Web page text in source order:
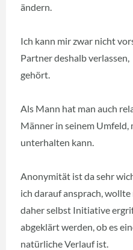
ändern.
Ich kann mir zwar nicht
Partner deshalb
gehört.
Als Mann hat man auch
Männer in seinem Umfeld,
unterhalten kann.
Anonymität ist da sehr
ich darauf ansprach,
daher selbst Initiative
abgeklärt werden, ob es
natürliche Verlauf ist.